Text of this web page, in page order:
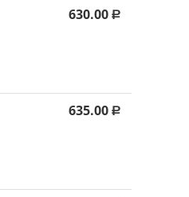
630.00 Р
635.00 Р